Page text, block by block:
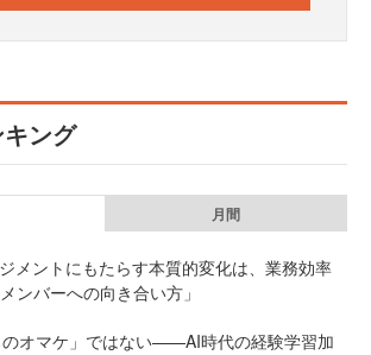
ング
月間
メントにもたらす本質的変化は、業務効率
ンバーへの向き合い方」
オマケ」ではない——AI時代の経験学習加